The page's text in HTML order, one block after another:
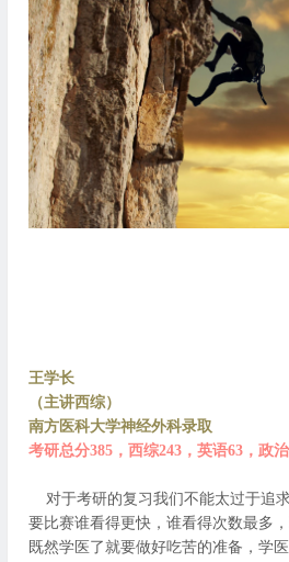
王学长
（主讲西综）
南方医科大学神经外科录取
考研总分385，西综243，英语63，政
对于考研的复习我们不能太过于追
要比赛谁看得更快，谁看得次数最多
既然学医了就要做好吃苦的准备，学